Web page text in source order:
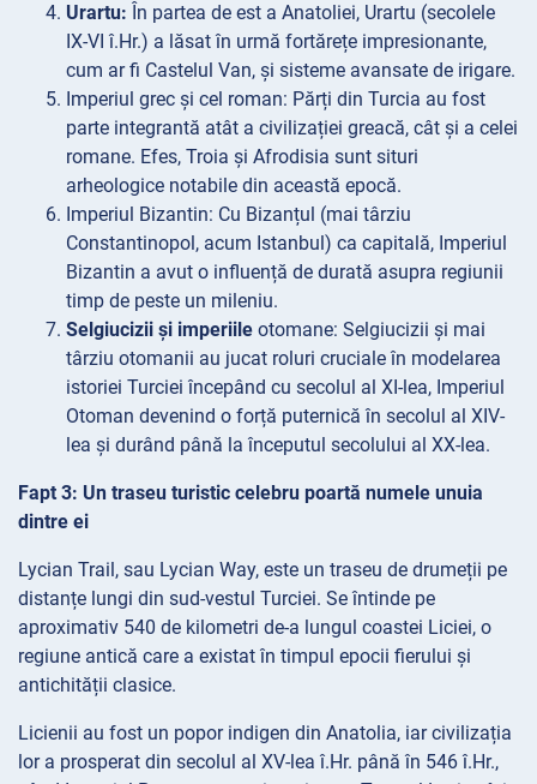
Urartu: În partea de est a Anatoliei, Urartu (secolele
IX-VI î.Hr.) a lăsat în urmă fortărețe impresionante,
cum ar fi Castelul Van, și sisteme avansate de irigare.
Imperiul grec și cel roman: Părți din Turcia au fost
parte integrantă atât a civilizației greacă, cât și a celei
romane. Efes, Troia și Afrodisia sunt situri
arheologice notabile din această epocă.
Imperiul Bizantin: Cu Bizanțul (mai târziu
Constantinopol, acum Istanbul) ca capitală, Imperiul
Bizantin a avut o influență de durată asupra regiunii
timp de peste un mileniu.
Selgiucizii și imperiile otomane: Selgiucizii și mai
târziu otomanii au jucat roluri cruciale în modelarea
istoriei Turciei începând cu secolul al XI-lea, Imperiul
Otoman devenind o forță puternică în secolul al XIV-
lea și durând până la începutul secolului al XX-lea.
Fapt 3: Un traseu turistic celebru poartă numele unuia
dintre ei
Lycian Trail, sau Lycian Way, este un traseu de drumeții pe
distanțe lungi din sud-vestul Turciei. Se întinde pe
aproximativ 540 de kilometri de-a lungul coastei Liciei, o
regiune antică care a existat în timpul epocii fierului și
antichității clasice.
Licienii au fost un popor indigen din Anatolia, iar civilizația
lor a prosperat din secolul al XV-lea î.Hr. până în 546 î.Hr.,